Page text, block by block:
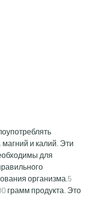
магний и калий. Эти
для
организма,5
грамм продукта. Это